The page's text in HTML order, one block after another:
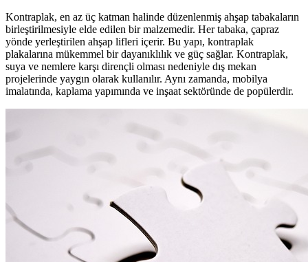
Kontraplak, en az üç katman halinde düzenlenmiş ahşap tabakaların
birleştirilmesiyle elde edilen bir malzemedir. Her tabaka, çapraz
yönde yerleştirilen ahşap lifleri içerir. Bu yapı, kontraplak
plakalarına mükemmel bir dayanıklılık ve güç sağlar. Kontraplak,
suya ve nemlere karşı dirençli olması nedeniyle dış mekan
projelerinde yaygın olarak kullanılır. Aynı zamanda, mobilya
imalatında, kaplama yapımında ve inşaat sektöründe de popülerdir.